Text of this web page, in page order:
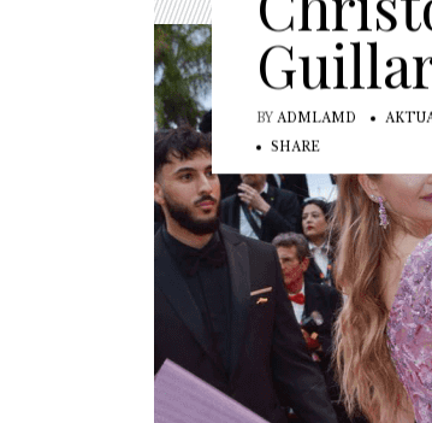
BY ADMLAMD
SHARE